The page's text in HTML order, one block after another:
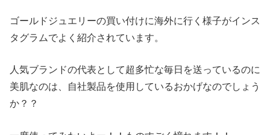
ゴールドジュエリーの買い付けに海外に行く様子がインス
タグラムでよく紹介されています。
人気ブランドの代表として超多忙な毎日を送っているのに
美肌なのは、自社製品を使用しているおかげなのでしょう
か？？